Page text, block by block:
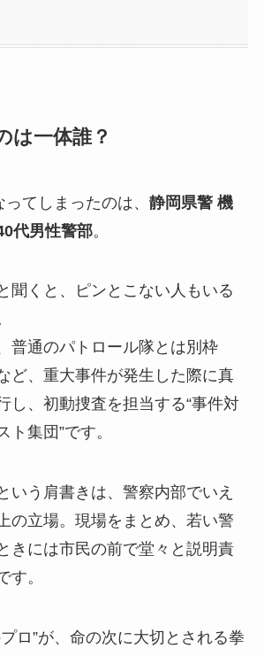
は一体誰？
てしまったのは、 静岡県警 機
代男性警部。
聞くと、ピンとこない人もいる
普通のパトロール隊とは別枠
ど、重大事件が発生した際に真
し、初動捜査を担当する“事件対
集団”です。
いう肩書きは、警察内部でいえ
の立場。現場をまとめ、若い警
きには市民の前で堂々と説明責
す。
ロ”が、命の次に大切とされる拳